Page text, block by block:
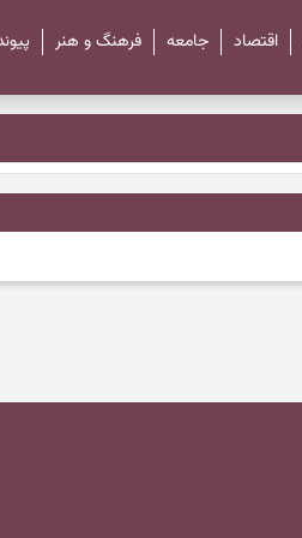
اقتصاد جامعه فرهنگ و هنر